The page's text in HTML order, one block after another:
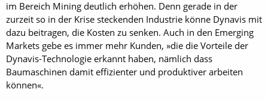
im Bereich Mining deutlich erhöhen. Denn gerade in der
zurzeit so in der Krise steckenden Industrie könne Dynavis mit
dazu beitragen, die Kosten zu senken. Auch in den Emerging
Markets gebe es immer mehr Kunden, »die die Vorteile der
Dynavis-Technologie erkannt haben, nämlich dass
Baumaschinen damit effizienter und produktiver arbeiten
können«.